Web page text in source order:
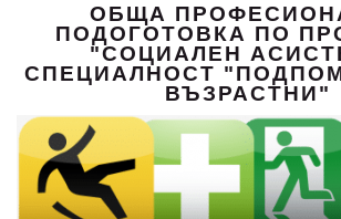
ОБЩА
ПОДОГОТОВКА ПО
"СОЦИАЛЕН
СПЕЦИАЛНОСТ
ВЪЗРАСТНИ"